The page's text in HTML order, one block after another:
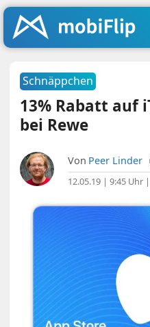
Schnäppchen
13% Rabatt auf
bei Rewe
Von Peer Linder
12.05.19 | 9:45 Uhr |